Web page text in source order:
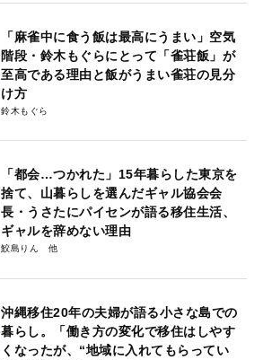
「麻雀中に食う飯は最高にうまい」空気
階段・鈴木もぐらにとって「雀荘飯」が
至高である理由と飯がうまい雀荘の見分
け方
鈴木もぐら
「都会…つかれた」15年暮らした東京を
捨て、山暮らしを選んだギャル協会会
長・うさたにパイセンが語る移住生活、
ギャルを辞めない理由
鮫島りん
沖縄移住20年の夫婦が語る小さな島での
暮らし。「働き方の変化で移住はしやす
くなったが、“地域に入れてもらってい